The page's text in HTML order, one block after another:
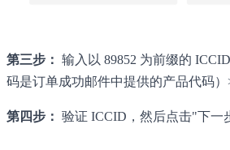
第三步： 输入以 89852 为前缀的
码是订单成功邮件中提供的产品代码）
第四步： 验证 ICCID，然后点击"下一